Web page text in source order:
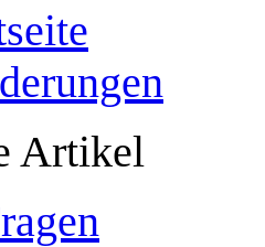
Artikel